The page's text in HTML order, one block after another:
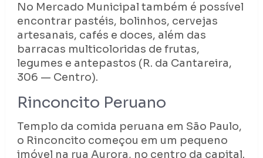
No Mercado Municipal também é possível
encontrar pastéis, bolinhos, cervejas
artesanais, cafés e doces, além das
barracas multicoloridas de frutas,
legumes e antepastos (R. da Cantareira,
306 — Centro).
Rinconcito Peruano
Templo da comida peruana em São Paulo,
o Rinconcito começou em um pequeno
imóvel na rua Aurora, no centro da capital.